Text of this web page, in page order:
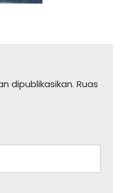
dipublikasikan. Ruas